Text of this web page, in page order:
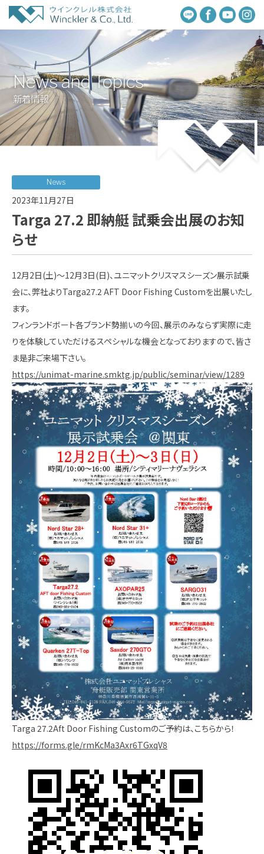
News and Topics
新着情報
News
2023年11月27日
Targa 27.2 即納艇 試乗会出展のお知
らせ
12月2日(土)～12月3日(日)、ユニマットクリスマスシーズン展示試乗
会に、弊社よりTarga27.2 AFT Door Fishing Customを出展いたし
ます。
フィンランドボート各ブランド勢揃いの今回、展示のみならず実際に走
りを体験していただけるスペシャルな機会となっておりますので、皆さ
ま是非ご来場下さい。
https://unimat-marine.smktg.jp/public/seminar/view/1289
Targa 27.2Aft Door Fishing Customのご予約は、こちらから！
https://forms.gle/rmKcMa3Axr6TGxqV8